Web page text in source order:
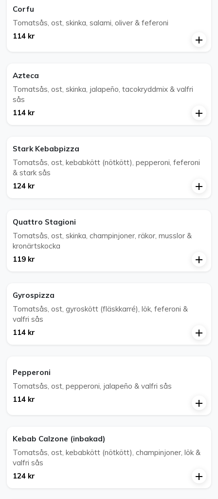
Corfu
Tomatsås, ost, skinka, salami, oliver & feferoni
114 kr
Azteca
Tomatsås, ost, skinka, jalapeño, tacokryddmix & valfri
sås
114 kr
Stark Kebabpizza
Tomatsås, ost, kebabkött (nötkött), pepperoni, feferoni
& stark sås
124 kr
Quattro Stagioni
Tomatsås, ost, skinka, champinjoner, räkor, musslor &
kronärtskocka
119 kr
Gyrospizza
Tomatsås, ost, gyroskött (fläskkarré), lök, feferoni &
valfri sås
114 kr
Pepperoni
Tomatsås, ost, pepperoni, jalapeño & valfri sås
114 kr
Kebab Calzone (inbakad)
Tomatsås, ost, kebabkött (nötkött), champinjoner, lök &
valfri sås
124 kr